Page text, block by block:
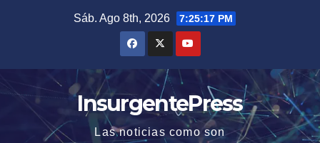
Sáb. Ago 8th, 2026 7:25:18 PM
InsurgentePress
Las noticias como son